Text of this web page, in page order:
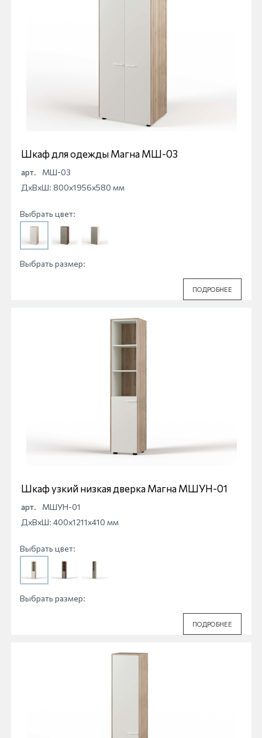
Шкаф для одежды Магна МШ-03
арт.
МШ-03
ДхВхШ: 800x1956x580 мм
Выбрать цвет:
Выбрать размер:
ПОДРОБНЕЕ
Шкаф узкий низкая дверка Магна МШУН-01
арт.
МШУН-01
ДхВхШ: 400x1211x410 мм
Выбрать цвет:
Выбрать размер:
ПОДРОБНЕЕ